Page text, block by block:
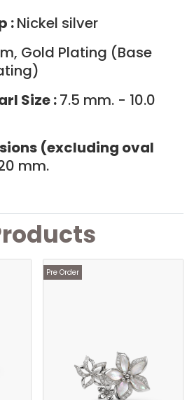
:Nickel silver
Gold Plating (Base
Size :7.5 mm. - 10.0
(excluding oval
mm.
Pre Order